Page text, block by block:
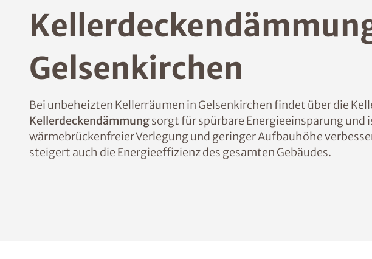
Gelsenkirchen
Bei unbeheizten Kellerräumen in Gelsenkirchen findet über die
Kellerdeckendämmungsorgt für spürbare Energieeinsparung
wärmebrückenfreier Verlegung und geringer Aufbauhöhe
steigert auch die Energieeffizienz des gesamten Gebäudes.